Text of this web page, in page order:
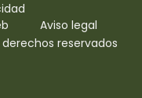
Aviso legal
reservados